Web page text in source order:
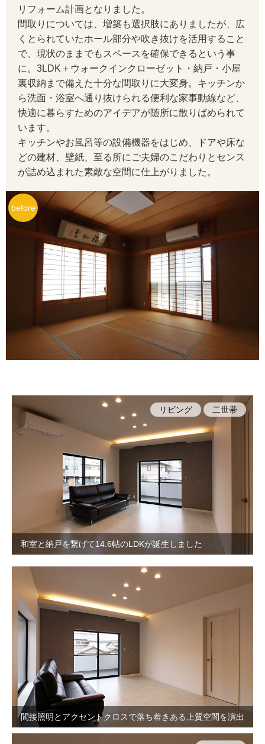
リフォーム計画となりました。
間取りについては、増築も選択肢にありましたが、広
くとられていたホール部分や吹き抜けを活用すること
で、現状のままでもスペースを確保できるという事
に。3LDK＋ウォークインクローゼット・納戸・小屋
裏収納まで備えた十分な間取りに大変身。キッチンか
ら洗面・浴室へ通り抜けられる便利な家事動線など、
快適に暮らすためのアイデアが随所に散りばめられて
います。
キッチンやお風呂等の設備機器をはじめ、ドアや床な
どの建材、壁紙、至る所にご夫婦のこだわりとセンス
が詰め込まれた素敵な空間に仕上がりました。
和室と納戸を繋げて14.6帖のLDKが誕生しました
リビング 二世帯
間接照明とアクセントクロスで落ち着きある上質空間を演出